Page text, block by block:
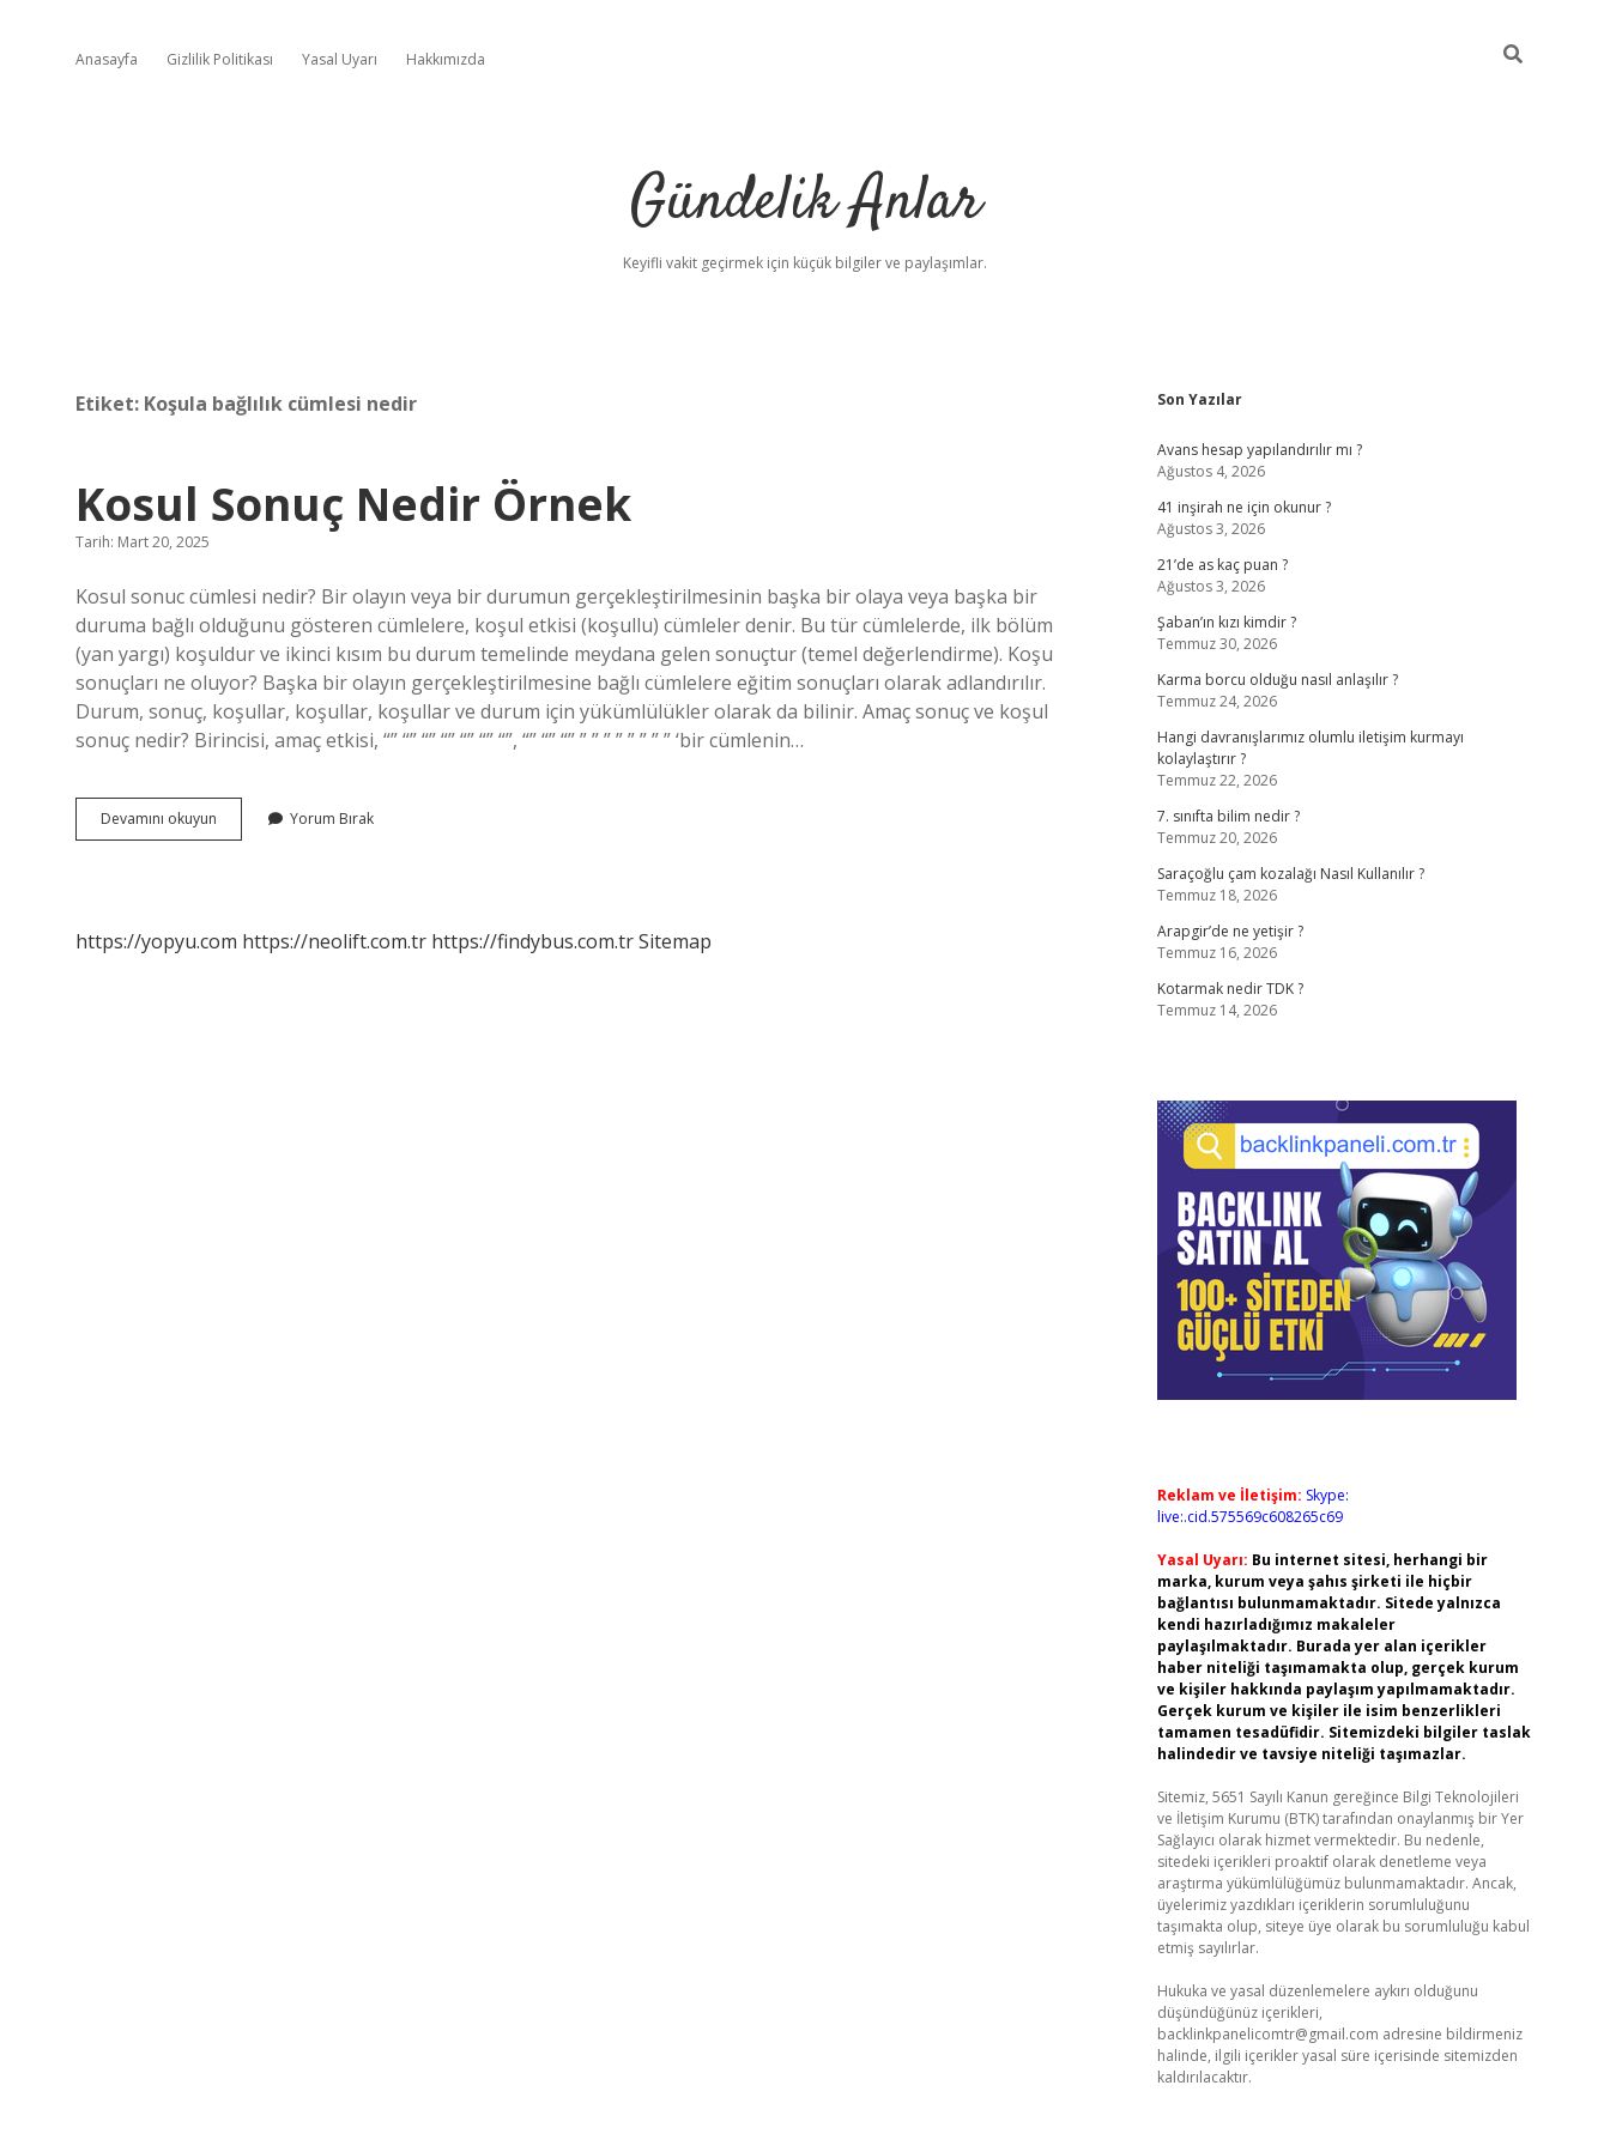
Anasayfa Gizlilik Politikası Yasal Uyarı Hakkımızda
Gündelik Anlar
Keyifli vakit geçirmek için küçük bilgiler ve paylaşımlar.
Etiket: Koşula bağlılık cümlesi nedir
Kosul Sonuç Nedir Örnek
Tarih: Mart 20, 2025
Kosul sonuc cümlesi nedir? Bir olayın veya bir durumun gerçekleştirilmesinin başka bir olaya veya başka bir
duruma bağlı olduğunu gösteren cümlelere, koşul etkisi (koşullu) cümleler denir. Bu tür cümlelerde, ilk bölüm
(yan yargı) koşuldur ve ikinci kısım bu durum temelinde meydana gelen sonuçtur (temel değerlendirme). Koşu
sonuçları ne oluyor? Başka bir olayın gerçekleştirilmesine bağlı cümlelere eğitim sonuçları olarak adlandırılır.
Durum, sonuç, koşullar, koşullar, koşullar ve durum için yükümlülükler olarak da bilinir. Amaç sonuç ve koşul
sonuç nedir? Birincisi, amaç etkisi, “” “” “” “” “” “” “”, “” “” “” ” ” ” ” ” ” ” ” ‘bir cümlenin…
Devamını okuyun
Sonuç
Yorum Bırak
https://yopyu.com https://neolift.com.tr https://findybus.com.trSitemap
Sidebar
Son Yazılar
Avans hesap yapılandırılır mı ?
Ağustos 4, 2026
41 inşirah ne için okunur ?
Ağustos 3, 2026
21’de as kaç puan ?
Ağustos 3, 2026
Şaban’ın kızı kimdir ?
Temmuz 30, 2026
Karma borcu olduğu nasıl anlaşılır ?
Temmuz 24, 2026
Hangi davranışlarımız olumlu iletişim kurmayı
kolaylaştırır ?
Temmuz 22, 2026
7. sınıfta bilim nedir ?
Temmuz 20, 2026
Saraçoğlu çam kozalağı Nasıl Kullanılır ?
Temmuz 18, 2026
Arapgir’de ne yetişir ?
Temmuz 16, 2026
Kotarmak nedir TDK ?
Temmuz 14, 2026
Reklam ve İletişim: Skype:
live:.cid.575569c608265c69
Yasal Uyarı: Bu internet sitesi, herhangi bir
marka, kurum veya şahıs şirketi ile hiçbir
bağlantısı bulunmamaktadır. Sitede yalnızca
kendi hazırladığımız makaleler
paylaşılmaktadır. Burada yer alan içerikler
haber niteliği taşımamakta olup, gerçek kurum
ve kişiler hakkında paylaşım yapılmamaktadır.
Gerçek kurum ve kişiler ile isim benzerlikleri
tamamen tesadüfidir. Sitemizdeki bilgiler taslak
halindedir ve tavsiye niteliği taşımazlar.
Sitemiz, 5651 Sayılı Kanun gereğince Bilgi Teknolojileri
ve İletişim Kurumu (BTK) tarafından onaylanmış bir Yer
Sağlayıcı olarak hizmet vermektedir. Bu nedenle,
sitedeki içerikleri proaktif olarak denetleme veya
araştırma yükümlülüğümüz bulunmamaktadır. Ancak,
üyelerimiz yazdıkları içeriklerin sorumluluğunu
taşımakta olup, siteye üye olarak bu sorumluluğu kabul
etmiş sayılırlar.
Hukuka ve yasal düzenlemelere aykırı olduğunu
düşündüğünüz içerikleri,
backlinkpanelicomtr@gmail.com adresine bildirmeniz
halinde, ilgili içerikler yasal süre içerisinde sitemizden
kaldırılacaktır.